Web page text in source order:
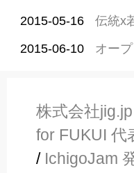
2015-05-16 伝統x
2015-06-10 オー
株式会社
for FUKUI 代
/ IchigoJam